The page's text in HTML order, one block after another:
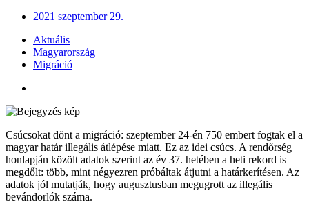
2021 szeptember 29.
Aktuális
Magyarország
Migráció
Csúcsokat dönt a migráció: szeptember 24-én 750 embert fogtak el a
magyar határ illegális átlépése miatt. Ez az idei csúcs. A rendőrség
honlapján közölt adatok szerint az év 37. hetében a heti rekord is
megdőlt: több, mint négyezren próbáltak átjutni a határkerítésen. Az
adatok jól mutatják, hogy augusztusban megugrott az illegális
bevándorlók száma.